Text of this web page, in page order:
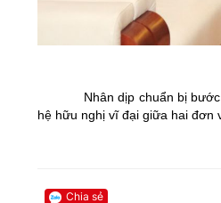
Nhân dịp chuẩn bị
hệ hữu nghị vĩ đại giữa hai đơn
Chia sẻ